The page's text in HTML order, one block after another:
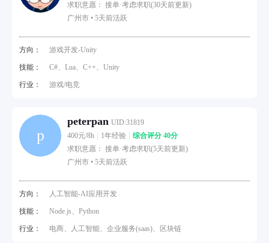
求职意愿： 接单·考虑求职(30天前更新)
广州市 • 5天前活跃
方向： 游戏开发-Unity
技能： C#、Lua、C++、Unity
行业： 游戏/电竞
p
peterpan UID:31819
400元/8h
1年经验
综合评分 40分
求职意愿： 接单·考虑求职(5天前更新)
广州市 • 5天前活跃
方向： 人工智能-AI应用开发
技能： Node.js、Python
行业： 电商、人工智能、企业服务(saas)、区块链